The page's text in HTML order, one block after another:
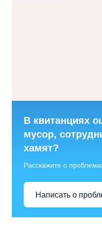
В квитанциях
мусор,
хамят?
Расскажите о
Написать о